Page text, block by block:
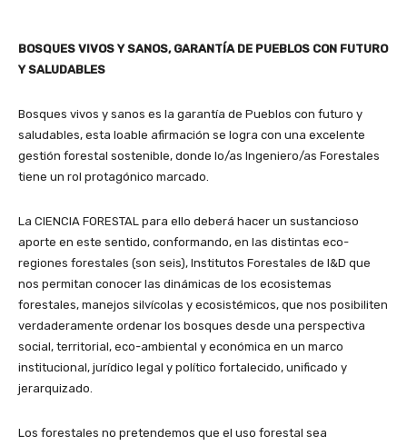
BOSQUES VIVOS Y SANOS, GARANTÍA DE PUEBLOS CON FUTURO
Y SALUDABLES
Bosques vivos y sanos es la garantía de Pueblos con futuro y
saludables, esta loable afirmación se logra con una excelente
gestión forestal sostenible, donde lo/as Ingeniero/as Forestales
tiene un rol protagónico marcado.
La CIENCIA FORESTAL para ello deberá hacer un sustancioso
aporte en este sentido, conformando, en las distintas eco-
regiones forestales (son seis), Institutos Forestales de I&D que
nos permitan conocer las dinámicas de los ecosistemas
forestales, manejos silvícolas y ecosistémicos, que nos posibiliten
verdaderamente ordenar los bosques desde una perspectiva
social, territorial, eco-ambiental y económica en un marco
institucional, jurídico legal y político fortalecido, unificado y
jerarquizado.
Los forestales no pretendemos que el uso forestal sea